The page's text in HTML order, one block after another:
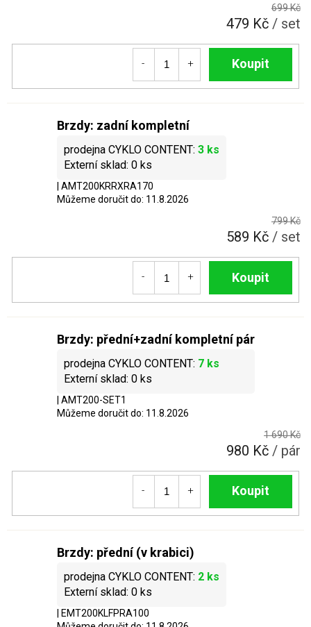
699 Kč
479 Kč / set
Do košíku
Brzdy: zadní kompletní
3 ks
0 ks
| AMT200KRRXRA170
Můžeme doručit do: 11.8.2026
799 Kč
589 Kč / set
Do košíku
Brzdy: přední+zadní kompletní pár
7 ks
0 ks
| AMT200-SET1
Můžeme doručit do: 11.8.2026
1 690 Kč
980 Kč / pár
Do košíku
Brzdy: přední (v krabici)
2 ks
0 ks
| EMT200KLFPRA100